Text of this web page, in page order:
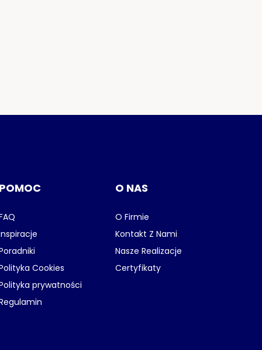
Cookies
prywatności
O NAS
O Firmie
Kontakt Z Nami
Nasze Realizacje
Certyfikaty